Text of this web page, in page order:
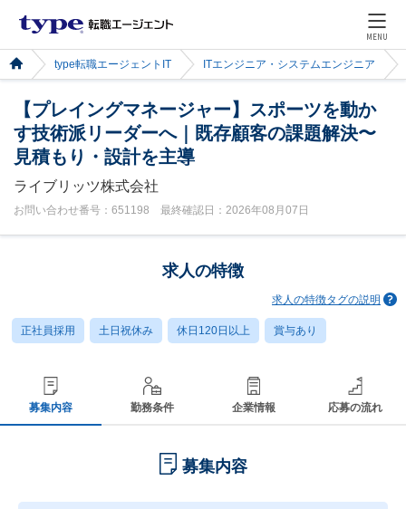
MENU
type転職エージェントIT ITエンジニア・システムエンジニア
【プレイングマネージャー】スポーツを動か
す技術派リーダーへ｜既存顧客の課題解決〜
見積もり・設計を主導
ライブリッツ株式会社
お問い合わせ番号：651198 最終確認日：2026年08月07日
求人の特徴
求人の特徴タグの説明
正社員採用 土日祝休み 休日120日以上 賞与あり
募集内容 勤務条件 企業情報 応募の流れ
募集内容